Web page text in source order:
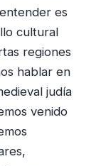
es
cultural
regiones
hablar en
judía
venido